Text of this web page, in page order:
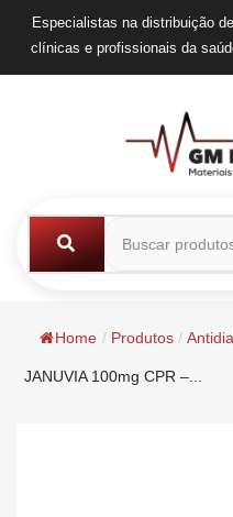
Especialistas na distribuição de
clínicas e profissionais da
Home / Produtos /
JANUVIA 100mg CPR –...